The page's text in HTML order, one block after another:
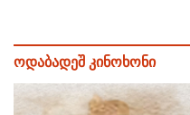
ოდაბადეშ კინოხონი